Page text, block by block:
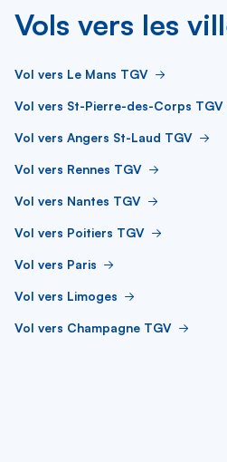
Vols vers les
Vol vers Le Mans TGV
Vol vers St-Pierre-des-Corps TGV
Vol vers Angers St-Laud TGV
Vol vers Rennes TGV
Vol vers Nantes TGV
Vol vers Poitiers TGV
Vol vers Paris
Vol vers Limoges
Vol vers Champagne TGV